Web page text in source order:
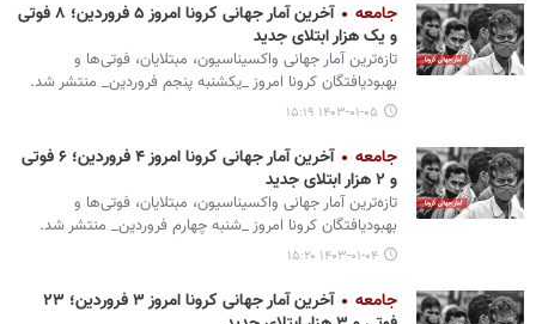
جامعه
آخرین آمار جهانی کرونا امروز ۵ فروردین؛ ۸ فوتی
و یک هزار ابتلای جدید
تازه‌ترین آمار جهانی واکسیناسیون، مبتلایان، فوتی‌ها و
بهبودیافتگان کرونا امروز _یکشنبه پنجم فروردین_ منتشر شد.
۱۴۰۳-۰۱-۰۵ ۱۵:۱۹
جامعه
آخرین آمار جهانی کرونا امروز ۴ فروردین؛ ۶ فوتی
و ۲ هزار ابتلای جدید
تازه‌ترین آمار جهانی واکسیناسیون، مبتلایان، فوتی‌ها و
بهبودیافتگان کرونا امروز _شنبه چهارم فروردین_ منتشر شد.
۱۴۰۳-۰۱-۰۴ ۱۵:۲۰
جامعه
آخرین آمار جهانی کرونا امروز ۳ فروردین؛ ۲۳